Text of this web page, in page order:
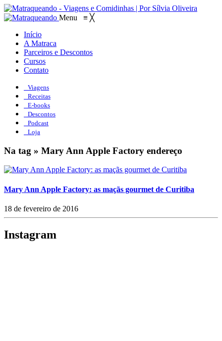
Menu ≡ ╳
Início
A Matraca
Parceiros e Descontos
Cursos
Contato
Viagens
Receitas
E-books
Descontos
Podcast
Loja
Na tag » Mary Ann Apple Factory endereço
Mary Ann Apple Factory: as maçãs gourmet de Curitiba
18 de fevereiro de 2016
Instagram